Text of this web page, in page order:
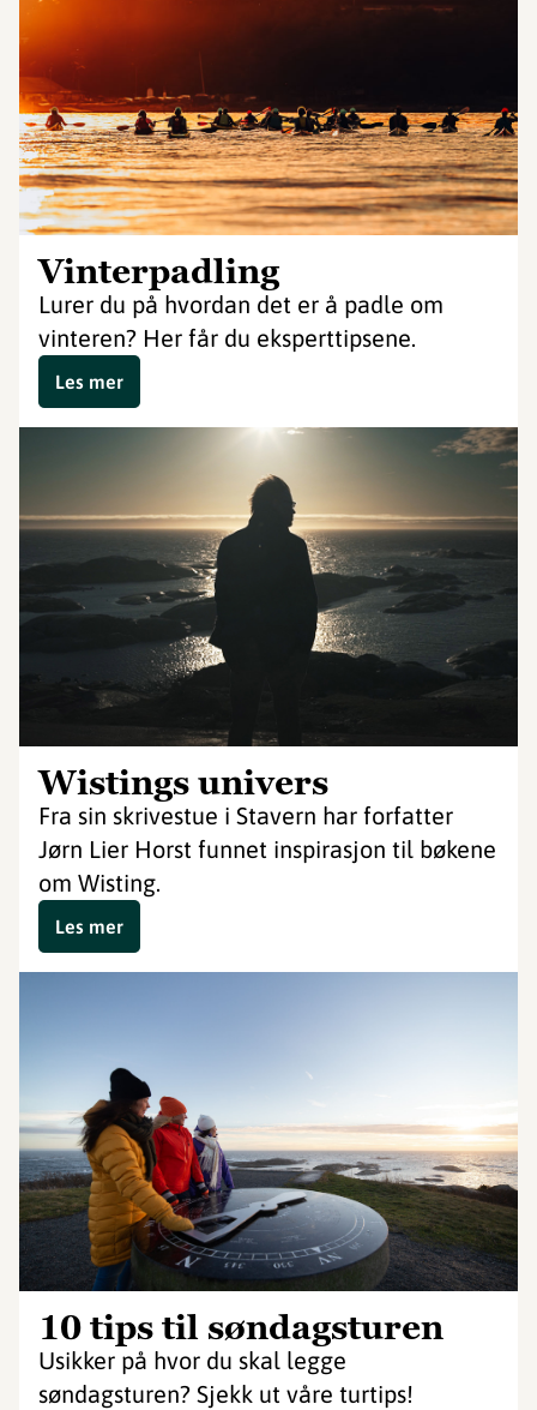
Vinterpadling
Lurer du på hvordan det er å padle om
vinteren? Her får du eksperttipsene.
Les mer
Wistings univers
Fra sin skrivestue i Stavern har forfatter
Jørn Lier Horst funnet inspirasjon til bøkene
om Wisting.
Les mer
10 tips til søndagsturen
Usikker på hvor du skal legge
søndagsturen? Sjekk ut våre turtips!